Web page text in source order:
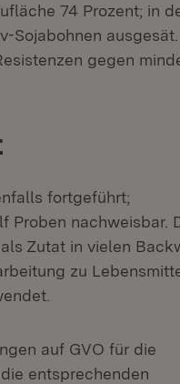
74 Prozent; in
Sojabohnen ausgesät.
gegen
fortgeführt;
Proben nachweisbar.
Zutat in vielen
zu
auf GVO für die
entsprechenden